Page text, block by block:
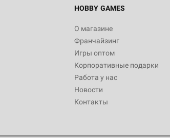
HOBBY GAMES
О магазине
Франчайзинг
Игры оптом
Корпоративные подарки
Работа у нас
Новости
Контакты